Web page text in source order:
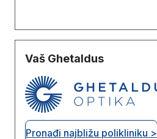
Vaš Ghetaldus
Pronađi najbližu polikliniku >